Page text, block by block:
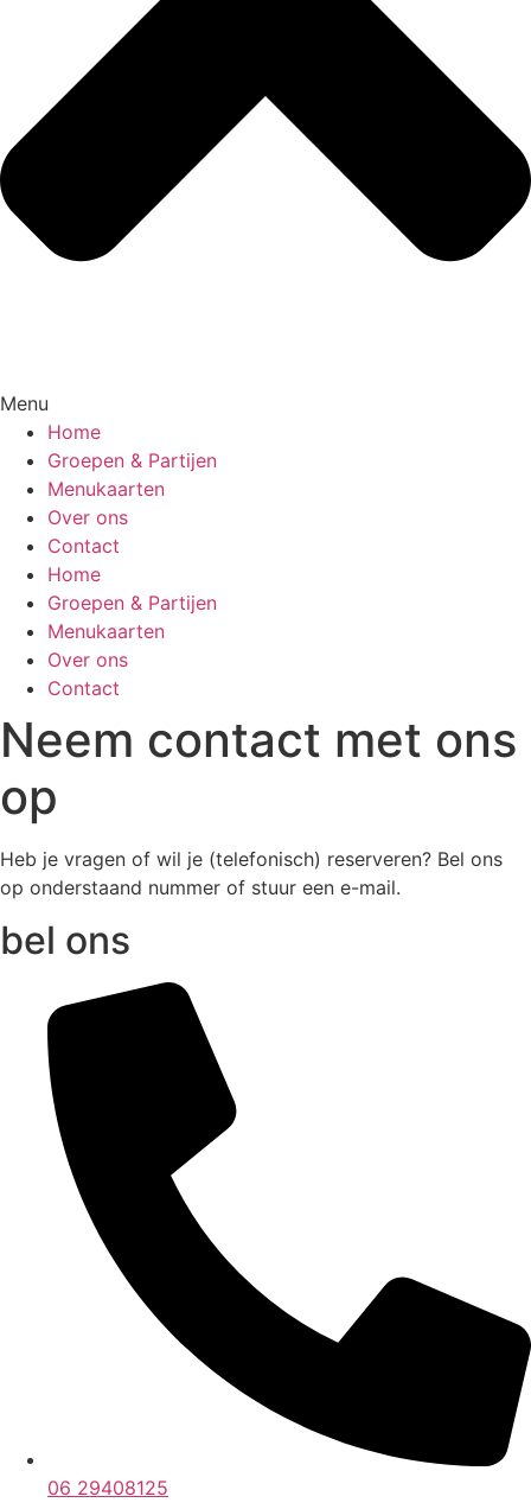
Menu
Home
Groepen & Partijen
Menukaarten
Over ons
Contact
Home
Groepen & Partijen
Menukaarten
Over ons
Contact
Neem contact met ons
op
Heb je vragen of wil je (telefonisch) reserveren? Bel ons
op onderstaand nummer of stuur een e-mail.
bel ons
06 29408125